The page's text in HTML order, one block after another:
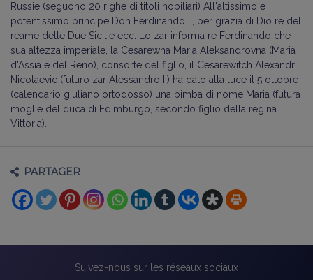
Russie (seguono 20 righe di titoli nobiliari) All'altissimo e
potentissimo principe Don Ferdinando II, per grazia di Dio re del
reame delle Due Sicilie ecc. Lo zar informa re Ferdinando che
sua altezza imperiale, la Cesarewna Maria Aleksandrovna (Maria
d'Assia e del Reno), consorte del figlio, il Cesarewitch Alexandr
Nicolaevic (futuro zar Alessandro II) ha dato alla luce il 5 ottobre
(calendario giuliano ortodosso) una bimba di nome Maria (futura
moglie del duca di Edimburgo, secondo figlio della regina
Vittoria).
PARTAGER
Suivez-nous sur les réseaux sociaux